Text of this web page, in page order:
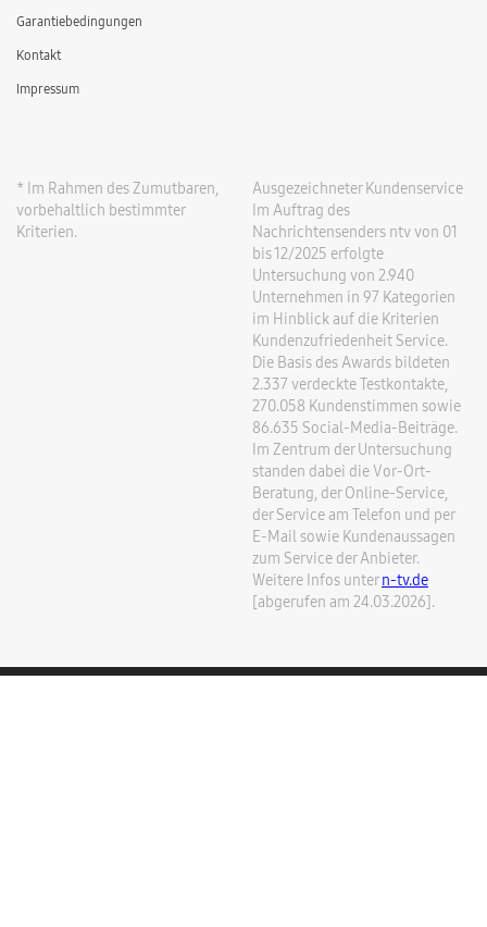
Garantiebedingungen
Kontakt
Impressum
* Im Rahmen des Zumutbaren,
vorbehaltlich bestimmter
Kriterien.
Ausgezeichneter Kundenservice
Im Auftrag des
Nachrichtensenders ntv von 01
bis 12/2025 erfolgte
Untersuchung von 2.940
Unternehmen in 97 Kategorien
im Hinblick auf die Kriterien
Kundenzufriedenheit Service.
Die Basis des Awards bildeten
2.337 verdeckte Testkontakte,
270.058 Kundenstimmen sowie
86.635 Social-Media-Beiträge.
Im Zentrum der Untersuchung
standen dabei die Vor-Ort-
Beratung, der Online-Service,
der Service am Telefon und per
E-Mail sowie Kundenaussagen
zum Service der Anbieter.
Weitere Infos untern-tv.de
[abgerufen am 24.03.2026].